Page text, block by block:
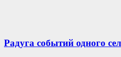
Радуга событий одного